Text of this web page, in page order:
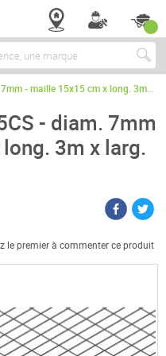
Chercher
15x15 cm x long. 3m x larg. 240cm
- diam. 7mm
3m x larg.
le premier à commenter ce produit